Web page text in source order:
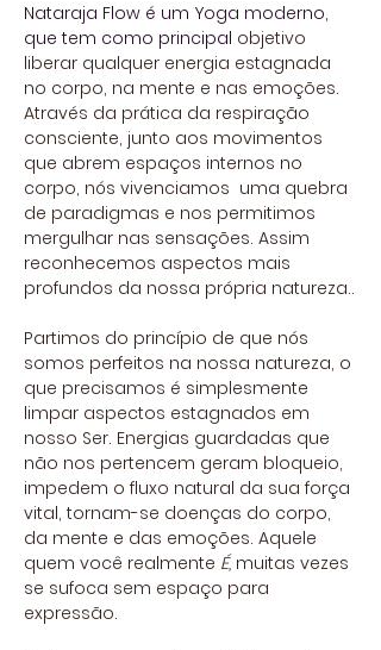
Nataraja Flow é um Yoga moderno,
que tem como principal objetivo
liberar qualquer energia estagnada
no corpo, na mente e nas emoções.
Através da prática da respiração
consciente, junto aos movimentos
que abrem espaços internos no
corpo, nós vivenciamos uma quebra
de paradigmas e nos permitimos
mergulhar nas sensações. Assim
reconhecemos aspectos mais
profundos da nossa própria natureza..
Partimos do princípio de que nós
somos perfeitos na nossa natureza, o
que precisamos é simplesmente
limpar aspectos estagnados em
nosso Ser. Energias guardadas que
não nos pertencem geram bloqueio,
impedem o fluxo natural da sua força
vital, tornam-se doenças do corpo,
da mente e das emoções. Aquele
quem você realmente É, muitas vezes
se sufoca sem espaço para
expressão.